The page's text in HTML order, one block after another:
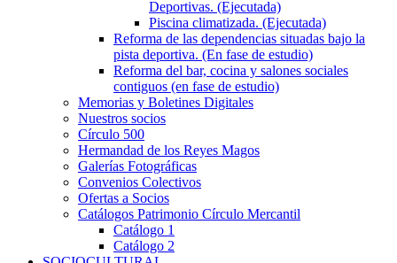
Deportivas. (Ejecutada)
Piscina climatizada. (Ejecutada)
Reforma de las dependencias situadas bajo la
pista deportiva. (En fase de estudio)
Reforma del bar, cocina y salones sociales
contiguos (en fase de estudio)
Memorias y Boletines Digitales
Nuestros socios
Círculo 500
Hermandad de los Reyes Magos
Galerías Fotográficas
Convenios Colectivos
Ofertas a Socios
Catálogos Patrimonio Círculo Mercantil
Catálogo 1
Catálogo 2